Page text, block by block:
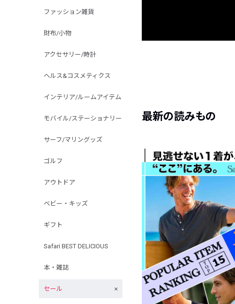
ファッション雑貨
財布/小物
アクセサリー/時計
ヘルス&コスメティクス
インテリア/ルームアイテム
モバイル/ステーショナリー
サーフ/マリングッズ
ゴルフ
アウトドア
ベビー・キッズ
ギフト
Safari BEST DELICIOUS
本・雑誌
セール
最新の読みもの